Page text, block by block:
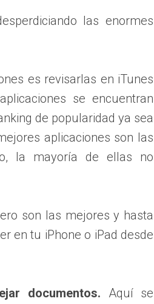
las enormes
es revisarlas en iTunes
se encuentran
de popularidad ya sea
aplicaciones son las
la mayoría de ellas no
son las mejores y hasta
en tu iPhone o iPad desde
documentos. Aquí se